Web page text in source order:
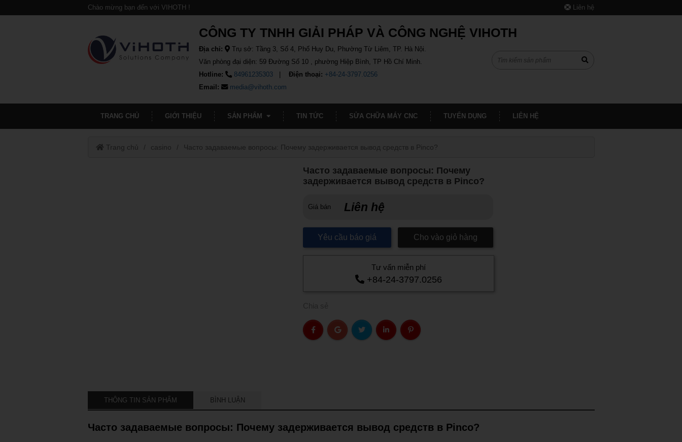
Chào mừng bạn đến với VIHOTH ! Liên hệ
CÔNG TY TNHH GIẢI PHÁP VÀ CÔNG NGHỆ VIHOTH
Địa chỉ:
Trụ sở: Tầng 3, Số 4, Phố Huy Du, Phường Từ Liêm, TP. Hà Nội.
Văn phòng đại diện: 59 Đường Số 10 , phường Hiệp Bình, TP Hồ Chí Minh.
Hotline:
84961235303 Điện thoại: +84-24-3797.0256
Email:
media@vihoth.com
TRANG CHỦ GIỚI THIỆU SẢN PHẨM TIN TỨC SỬA CHỮA MÁY CNC TUYỂN DỤNG LIÊN HỆ
Trang chủ casino Часто задаваемые вопросы: Почему задерживается вывод средств в Pinco?
Часто задаваемые вопросы: Почему
задерживается вывод средств в Pinco?
Giá bán Liên hệ
Yêu cầu báo giá Cho vào giỏ hàng
Tư vấn miễn phí
+84-24-3797.0256
THÔNG TIN SẢN PHẨM BÌNH LUẬN
Часто задаваемые вопросы: Почему задерживается вывод средств в Pinco?